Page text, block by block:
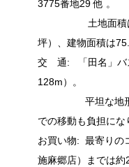
3775番地29 他 。
土地面積は2筆
坪） 、建物面積は
交 通: 「田名」バ
128m） 。
平坦な地形
での移動も負担にな
お買い物: 最寄りの
施麻郷店）までは約